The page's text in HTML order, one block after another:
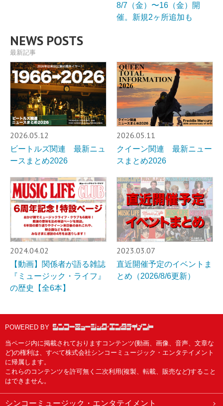
8/7（金）〜16（金）開
催。新規2ヶ所追加も
NEWS POSTS
最新記事
2026.05.12
ビートルズ関連 最新ニュ
ースまとめ2026
2026.05.11
クイーン関連 最新ニュー
スまとめ2026
2024.04.02
【動画】関係者が語る雑誌
『ミュージック・ライフ』
の歴史【全6本】
2023.03.07
直近開催予定のイベントま
とめ（2026/8/6更新）
POWERED BY
当ページ内に掲載されておりますコンテンツ(動画、画像、音声、文章な
ど)の権利は、すべて株式会社シンコーミュージック・エンタテイメント
に帰属します。
これらのコンテンツを許可無く二次利用(複製、転載、販売など)すること
はできません。
シンコーミュージック・エンタテイメント